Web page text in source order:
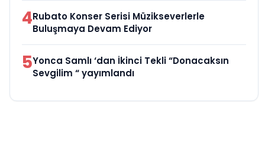
4Rubato Konser Serisi Müzikseverlerle
Buluşmaya Devam Ediyor
5Yonca Samlı ‘dan İkinci Tekli “Donacaksın
Sevgilim “ yayımlandı